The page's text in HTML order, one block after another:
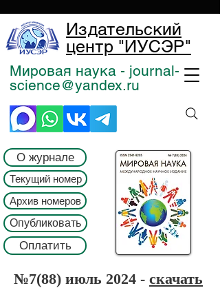
Издательский
центр "ИУСЭР"
Мировая наука - journal-
science@yandex.ru
О журнале
Текущий номер
Архив номеров
Опубликовать
Оплатить
№7(88) июль 2024 - скачать